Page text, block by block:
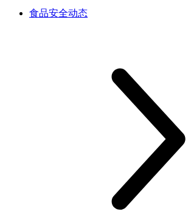
食品安全动态